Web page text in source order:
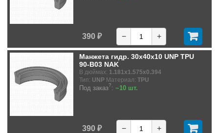
390 ₽ − +
Манжета гидр. 30x40x10 UNP TPU
90-B03 NAK
В дюймах: 1.181x1.575x0.394
Тип: UNP Материал: TPU
Под заказ?: ~10 шт.
390 ₽ − +